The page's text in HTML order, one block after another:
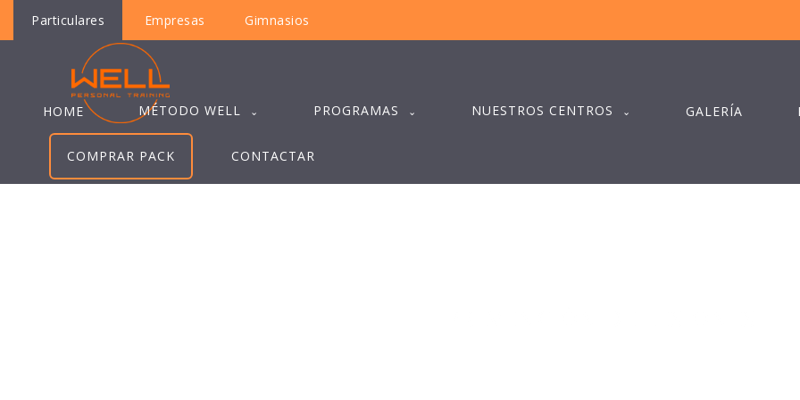
Particulares Empresas Gimnasios
HOME MÉTODO WELL PROGRAMAS NUESTROS CENTROS GALERÍA
COMPRAR PACK CONTACTAR